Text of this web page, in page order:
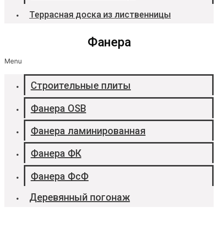
Террасная доска из лиственницы
Фанера
Menu
Строительные плиты
Фанера OSB
Фанера ламинированная
Фанера ФК
Фанера ФсФ
Деревянный погонаж